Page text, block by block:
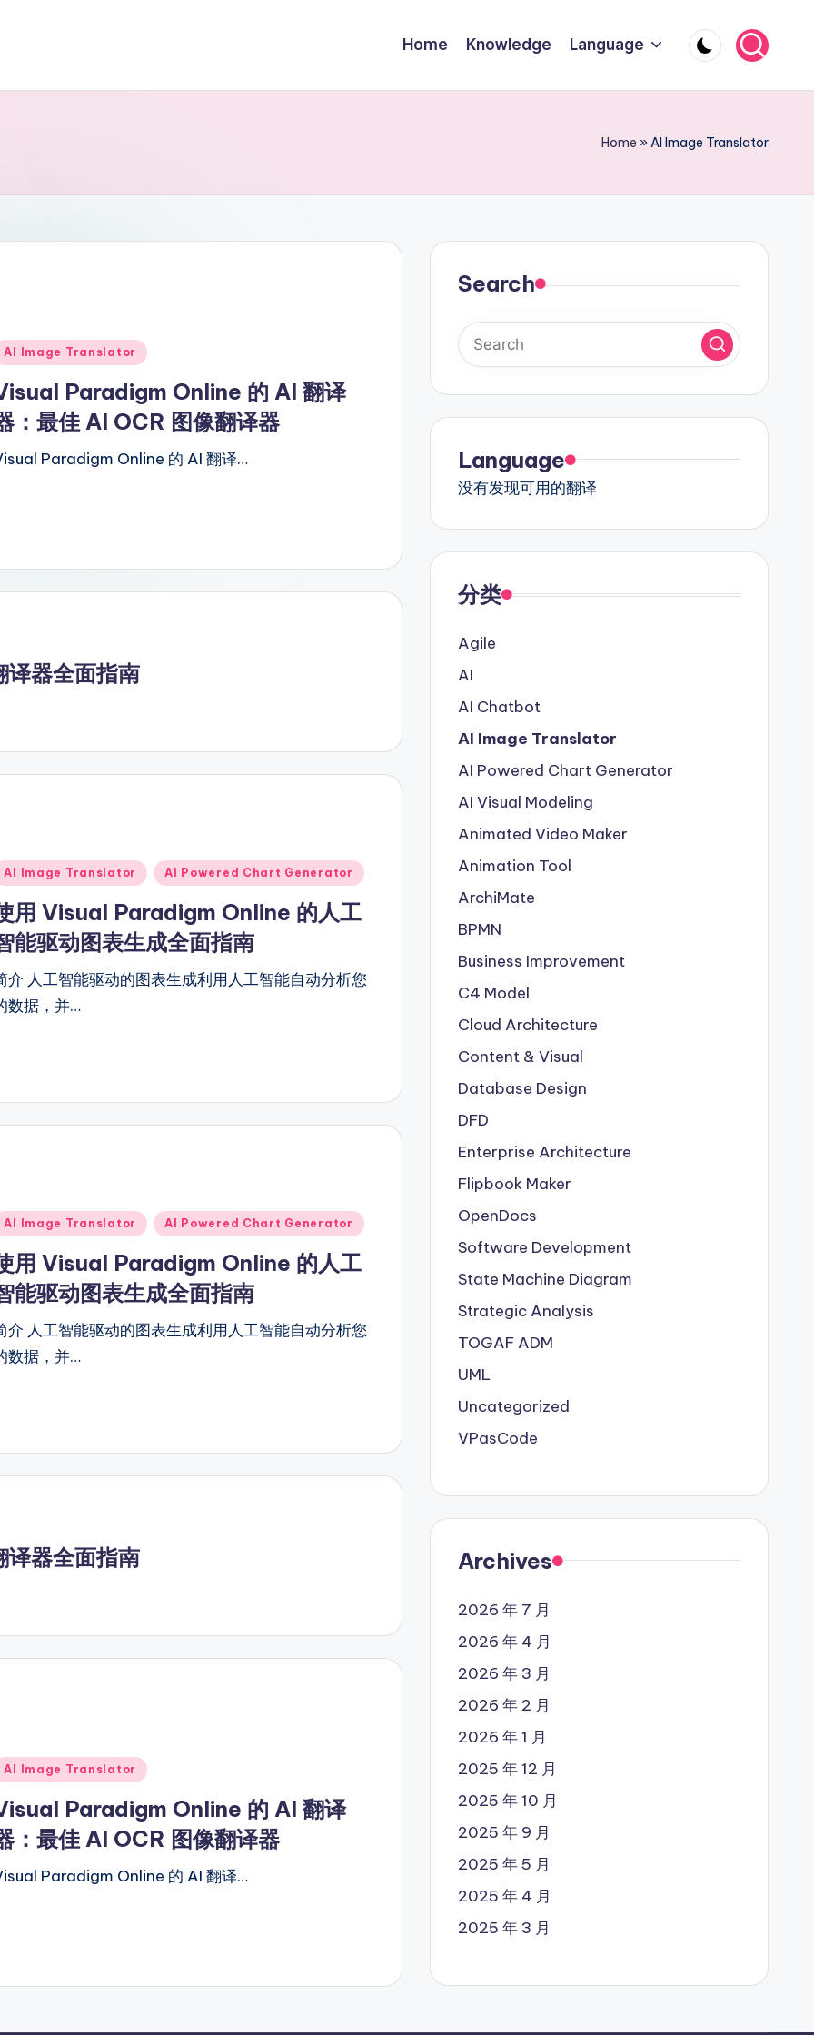
Home Knowledge Language
Home »AI Image Translator
AI Image Translator
Paradigm Online 的 AI 翻译
：最佳 AI OCR 图像翻译器
Paradigm Online 的 AI 翻译…
器全面指南
AI Image Translator AI Powered Chart Generator
用 Visual Paradigm Online 的人工
能驱动图表生成全面指南
介 人工智能驱动的图表生成利用人工智能自动分析您
数据，并…
AI Image Translator AI Powered Chart Generator
用 Visual Paradigm Online 的人工
能驱动图表生成全面指南
介 人工智能驱动的图表生成利用人工智能自动分析您
数据，并…
器全面指南
AI Image Translator
Paradigm Online 的 AI 翻译
：最佳 AI OCR 图像翻译器
Paradigm Online 的 AI 翻译…
Search
Language
没有发现可用的翻译
分类
Agile
AI
AI Chatbot
AI Image Translator
AI Powered Chart Generator
AI Visual Modeling
Animated Video Maker
Animation Tool
ArchiMate
BPMN
Business Improvement
C4 Model
Cloud Architecture
Content & Visual
Database Design
DFD
Enterprise Architecture
Flipbook Maker
OpenDocs
Software Development
State Machine Diagram
Strategic Analysis
TOGAF ADM
UML
Uncategorized
VPasCode
Archives
2026 年 7 月
2026 年 4 月
2026 年 3 月
2026 年 2 月
2026 年 1 月
2025 年 12 月
2025 年 10 月
2025 年 9 月
2025 年 5 月
2025 年 4 月
2025 年 3 月